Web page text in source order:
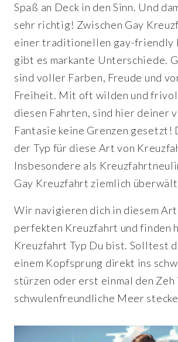
Spaß an Deck in den Sinn. Und
sehr richtig! Zwischen Gay
einer traditionellen gay-friendly
gibt es markante Unterschiede.
sind voller Farben, Freude und
Freiheit. Mit oft wilden und
diesen Fahrten, sind hier deiner
Fantasie keine Grenzen gesetzt!
der Typ für diese Art von
Insbesondere als
Gay Kreuzfahrt ziemlich
Wir navigieren dich in diesem
perfekten Kreuzfahrt und finden
Kreuzfahrt Typ Du bist. Solltest
einem Kopfsprung direkt ins
stürzen oder erst einmal den Zeh
schwulenfreundliche Meer